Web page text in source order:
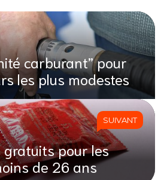
carburant” pour
les plus modestes
SUIVANT
pour les
de 26 ans